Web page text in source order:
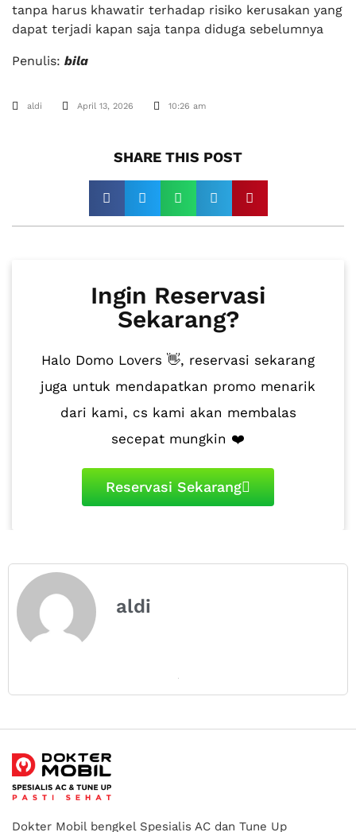
tanpa harus khawatir terhadap risiko kerusakan yang
dapat terjadi kapan saja tanpa diduga sebelumnya
Penulis: bila
aldi April 13, 2026 10:26 am
SHARE THIS POST​
Ingin Reservasi
Sekarang?
Halo Domo Lovers 👋, reservasi sekarang
juga untuk mendapatkan promo menarik
dari kami, cs kami akan membalas
secepat mungkin ❤️
Reservasi Sekarang
aldi
Dokter Mobil bengkel Spesialis AC dan Tune Up